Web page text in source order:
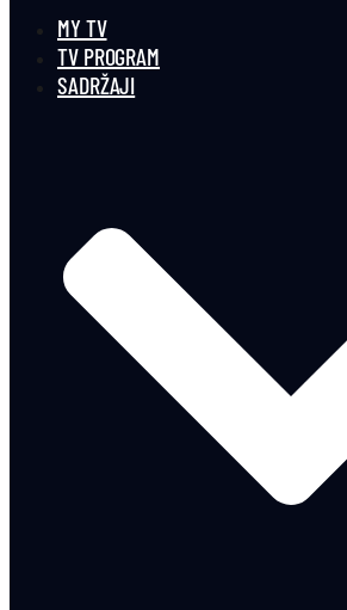
MY TV
TV PROGRAM
SADRŽAJI